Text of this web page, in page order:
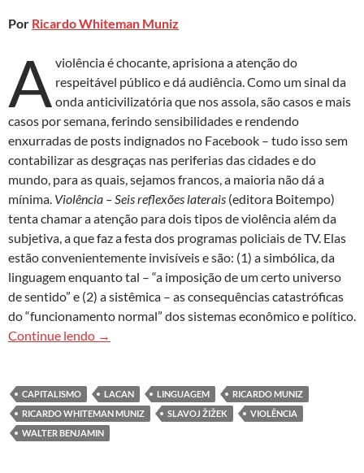
Por Ricardo Whiteman Muniz
A violência é chocante, aprisiona a atenção do
respeitável público e dá audiência. Como um sinal da
onda anticivilizatória que nos assola, são casos e mais
casos por semana, ferindo sensibilidades e rendendo
enxurradas de posts indignados no Facebook – tudo isso sem
contabilizar as desgraças nas periferias das cidades e do
mundo, para as quais, sejamos francos, a maioria não dá a
mínima. Violência – Seis reflexões laterais (editora Boitempo)
tenta chamar a atenção para dois tipos de violência além da
subjetiva, a que faz a festa dos programas policiais de TV. Elas
estão convenientemente invisíveis e são: (1) a simbólica, da
linguagem enquanto tal – “a imposição de um certo universo
de sentido” e (2) a sistêmica – as consequências catastróficas
do “funcionamento normal” dos sistemas econômico e político.
Continue lendo Violência subjetiva, objetiva e da linguagem em
→
CAPITALISMO LACAN LINGUAGEM
RICARDO MUNIZ
RICARDO WHITEMAN MUNIZ
SLAVOJ ŽIŽEK
VIOLÊNCIA
WALTER BENJAMIN